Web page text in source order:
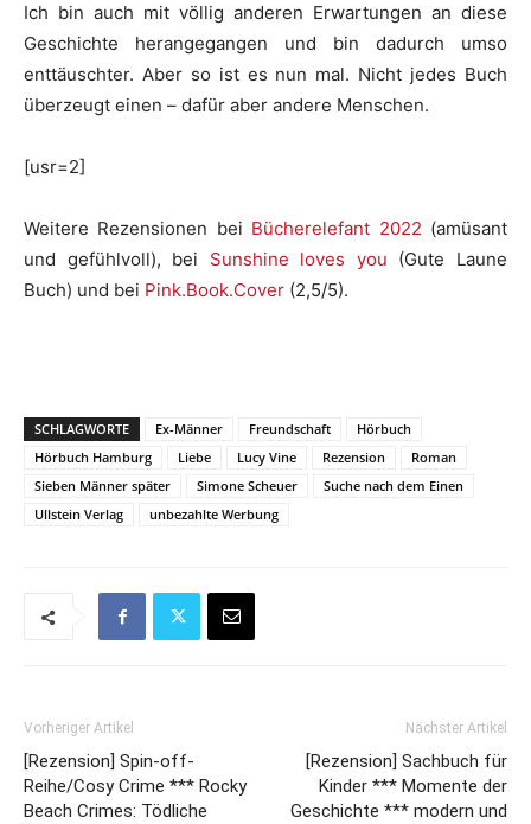
Ich bin auch mit völlig anderen Erwartungen an diese
Geschichte herangegangen und bin dadurch umso
enttäuschter. Aber so ist es nun mal. Nicht jedes Buch
überzeugt einen – dafür aber andere Menschen.
[usr=2]
Weitere Rezensionen bei Bücherelefant 2022 (amüsant
und gefühlvoll), bei Sunshine loves you (Gute Laune
Buch) und bei Pink.Book.Cover (2,5/5).
SCHLAGWORTE Ex-Männer Freundschaft
Hörbuch
Hörbuch Hamburg
Liebe Lucy Vine Rezension
Roman
Sieben Männer später
Simone Scheuer
Suche nach dem Einen
Ullstein Verlag
unbezahlte Werbung
Vorheriger Artikel
[Rezension] Spin-off-
Reihe/Cosy Crime *** Rocky
Beach Crimes: Tödliche
Nächster Artikel
[Rezension] Sachbuch für
Kinder *** Momente der
Geschichte *** modern und